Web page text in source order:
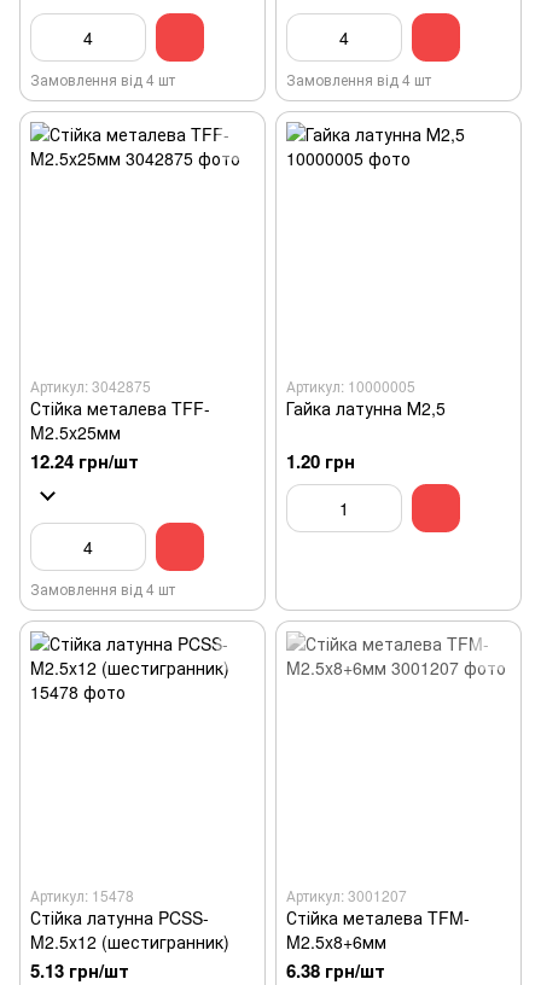
Замовлення від 4 шт Замовлення від 4 шт
Артикул: 3042875
Стійка металева TFF-
M2.5x25мм
12.24 грн/шт
Замовлення від 4 шт
Артикул: 10000005
Гайка латунна М2,5
1.20 грн
Артикул: 15478
Стійка латунна PCSS-
M2.5x12 (шестигранник)
5.13 грн/шт
Артикул: 3001207
Стійка металева TFM-
M2.5x8+6мм
6.38 грн/шт